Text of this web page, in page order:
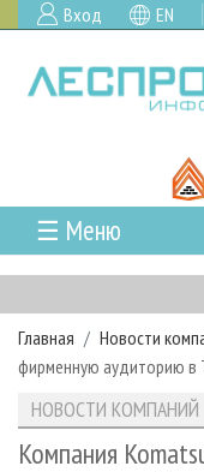
Вход EN
☰ Меню
ГЛАВНАЯ
РУБРИКИ И ТЕМЫ
РУБРИКИ ЖУРНАЛА
ЛЕСНОЕ ХОЗЯЙСТВО
ЛЕСОЗАГОТОВКА
НОВОСТИ
КАЛЕНДАРЬ
НОВОСТИ ЛПК
ПРОЕКТЫ ЛПИ
АНАЛИТИКА
Главная Новости
фирменную аудиторию в
НОВОСТИ КОМПАНИЙ
Компания